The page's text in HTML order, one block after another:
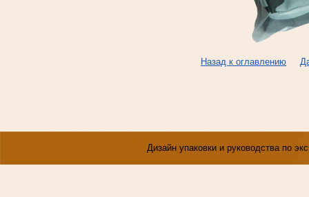
Назад к оглавлению
Дизайн упаковки и руководства по